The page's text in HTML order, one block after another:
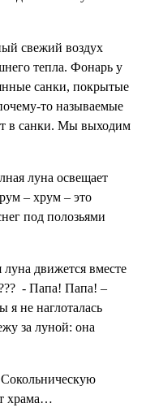
свежий воздух
тепла. Фонарь у
санки, покрытые
то называемые
в санки. Мы выходим
луна освещает
– хрум – это
под полозьями
луна движется вместе
- Папа! Папа! –
я не наглоталась
за луной: она
храма…